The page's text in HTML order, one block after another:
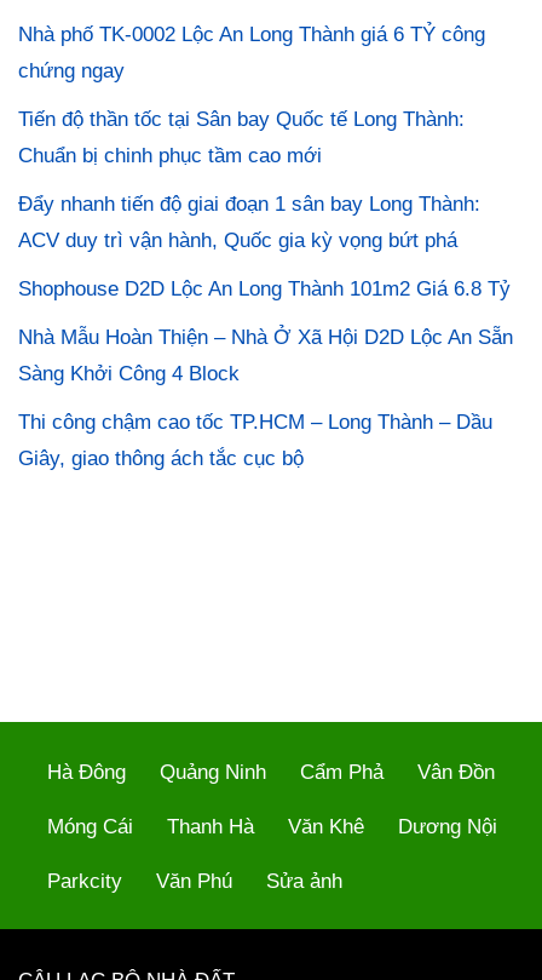
Nhà phố TK-0002 Lộc An Long Thành giá 6 TỶ công
chứng ngay
Tiến độ thần tốc tại Sân bay Quốc tế Long Thành:
Chuẩn bị chinh phục tầm cao mới
Đẩy nhanh tiến độ giai đoạn 1 sân bay Long Thành:
ACV duy trì vận hành, Quốc gia kỳ vọng bứt phá
Shophouse D2D Lộc An Long Thành 101m2 Giá 6.8 Tỷ
Nhà Mẫu Hoàn Thiện – Nhà Ở Xã Hội D2D Lộc An Sẵn
Sàng Khởi Công 4 Block
Thi công chậm cao tốc TP.HCM – Long Thành – Dầu
Giây, giao thông ách tắc cục bộ
Hà Đông Quảng Ninh Cẩm Phả Vân Đồn
Móng Cái Thanh Hà Văn Khê Dương Nội
Parkcity Văn Phú Sửa ảnh